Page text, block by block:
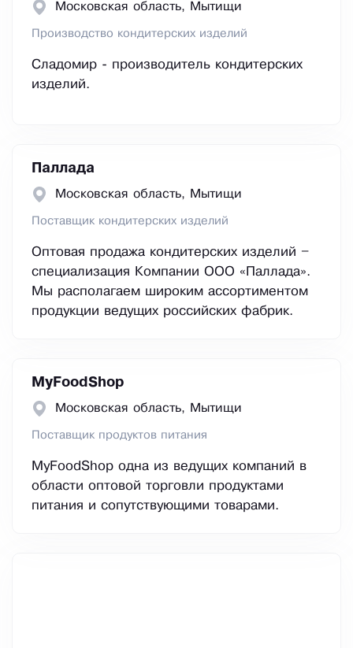
Московская область, Мытищи
Производство кондитерских изделий
Сладомир - производитель кондитерских
изделий.
Паллада
Московская область, Мытищи
Поставщик кондитерских изделий
Оптовая продажа кондитерских изделий –
специализация Компании ООО «Паллада».
Мы располагаем широким ассортиментом
продукции ведущих российских фабрик.
MyFoodShop
Московская область, Мытищи
Поставщик продуктов питания
MyFoodShop одна из ведущих компаний в
области оптовой торговли продуктами
питания и сопутствующими товарами.